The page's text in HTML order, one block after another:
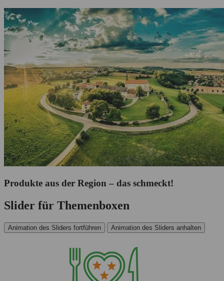
Produkte aus der Region – das schmeckt!
Slider für Themenboxen
Animation des Sliders fortführen Animation des Sliders anhalten